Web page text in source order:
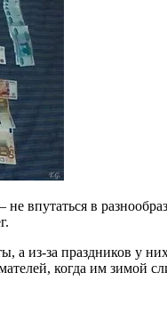
впутаться в
из-за праздников у
когда им